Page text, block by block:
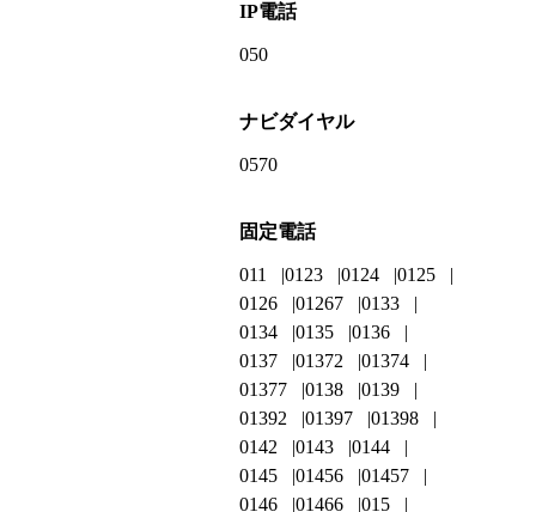
IP電話
050
ナビダイヤル
0570
固定電話
011 0123 0124
0125
0126
01267
0133
0134
0135
0136
0137
01372
01374
01377
0138
0139
01392
01397
01398
0142
0143
0144
0145
01456
01457
0146
01466
015